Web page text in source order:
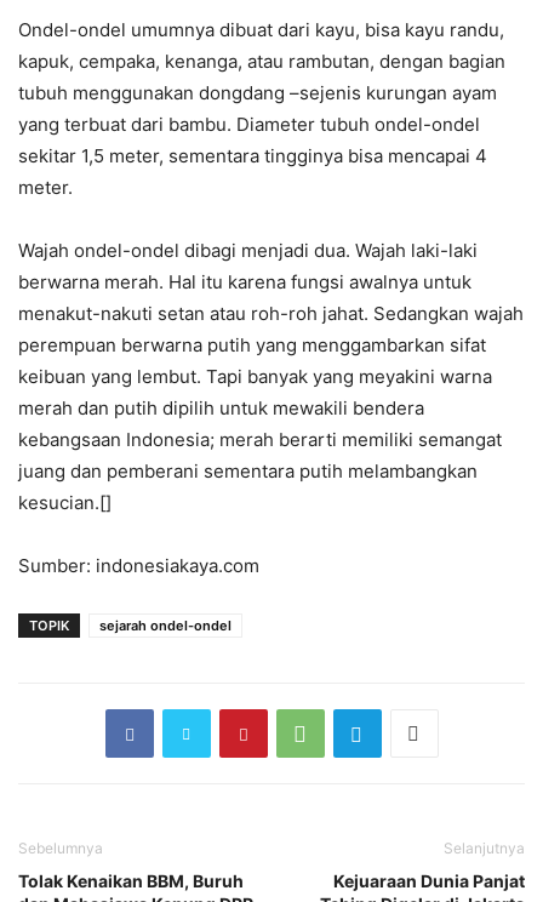
Ondel-ondel umumnya dibuat dari kayu, bisa kayu randu,
kapuk, cempaka, kenanga, atau rambutan, dengan bagian
tubuh menggunakan dongdang –sejenis kurungan ayam
yang terbuat dari bambu. Diameter tubuh ondel-ondel
sekitar 1,5 meter, sementara tingginya bisa mencapai 4
meter.
Wajah ondel-ondel dibagi menjadi dua. Wajah laki-laki
berwarna merah. Hal itu karena fungsi awalnya untuk
menakut-nakuti setan atau roh-roh jahat. Sedangkan wajah
perempuan berwarna putih yang menggambarkan sifat
keibuan yang lembut. Tapi banyak yang meyakini warna
merah dan putih dipilih untuk mewakili bendera
kebangsaan Indonesia; merah berarti memiliki semangat
juang dan pemberani sementara putih melambangkan
kesucian.[]
Sumber: indonesiakaya.com
TOPIK sejarah ondel-ondel
Sebelumnya
Tolak Kenaikan BBM, Buruh
Selanjutnya
Kejuaraan Dunia Panjat